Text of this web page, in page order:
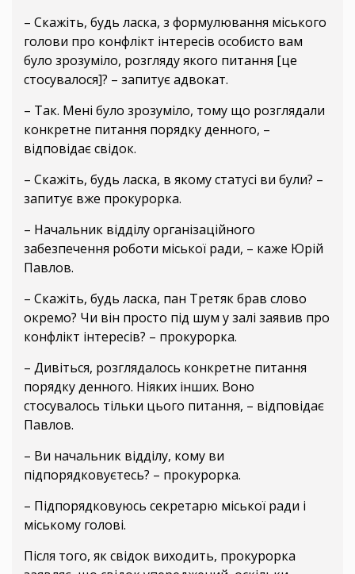
– Скажіть, будь ласка, з формулювання міського
голови про конфлікт інтересів особисто вам
було зрозуміло, розгляду якого питання [це
стосувалося]? – запитує адвокат.
– Так. Мені було зрозуміло, тому що розглядали
конкретне питання порядку денного, –
відповідає свідок.
– Скажіть, будь ласка, в якому статусі ви були? –
запитує вже прокурорка.
– Начальник відділу організаційного
забезпечення роботи міської ради, – каже Юрій
Павлов.
– Скажіть, будь ласка, пан Третяк брав слово
окремо? Чи він просто під шум у залі заявив про
конфлікт інтересів? – прокурорка.
– Дивіться, розглядалось конкретне питання
порядку денного. Ніяких інших. Воно
стосувалось тільки цього питання, – відповідає
Павлов.
– Ви начальник відділу, кому ви
підпорядковуєтесь? – прокурорка.
– Підпорядковуюсь секретарю міської ради і
міському голові.
Після того, як свідок виходить, прокурорка